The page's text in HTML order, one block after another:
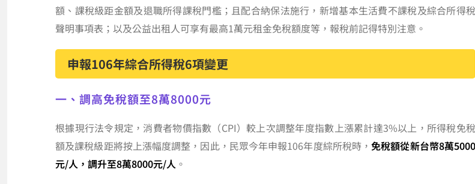
額、課稅級距金額及退職所得課稅門檻；且配合納保法施行，新增基本生活費不課稅及綜合所得稅
聲明事項表；以及公益出租人可享有最高1萬元租金免稅額度等，報稅前記得特別注意。
申報106年綜合所得稅6項變更
一、調高免稅額至8萬8000元
根據現行法令規定，消費者物價指數（CPI）較上次調整年度指數上漲累計達3%以上，所得稅免稅
額及課稅級距將按上漲幅度調整，因此，民眾今年申報106年度綜所稅時，免稅額從新台幣8萬5000
元/人，調升至8萬8000元/人 。